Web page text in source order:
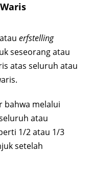
erfstelling
seseorang atau
atas seluruh atau
bahwa melalui
atau
1/2 atau 1/3
setelah